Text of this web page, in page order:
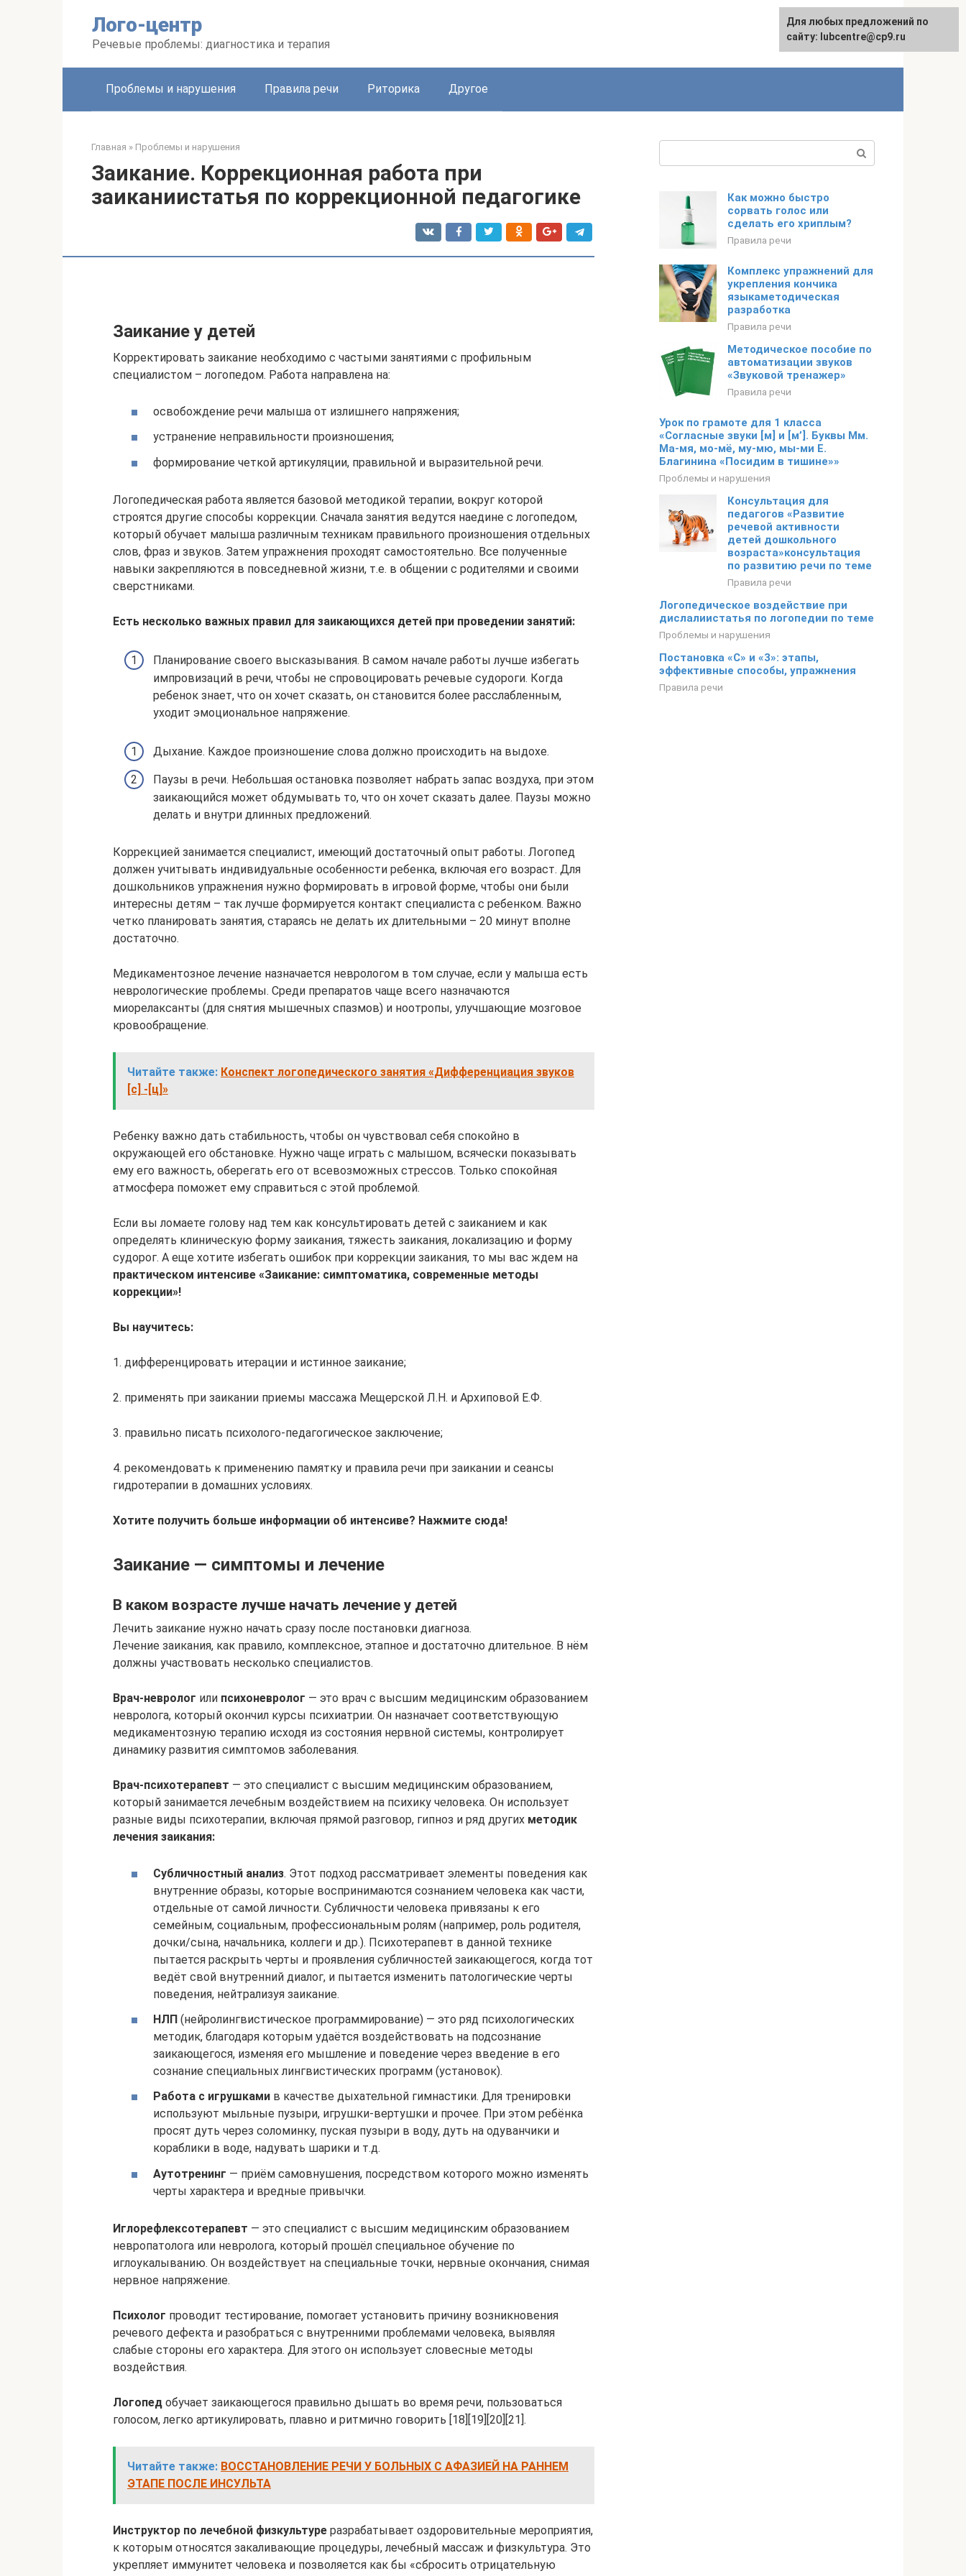
Лого-центр
Речевые проблемы: диагностика и терапия
Проблемы и нарушения Правила речи Риторика Другое
Главная » Проблемы и нарушения
Заикание. Коррекционная работа при
заиканиистатья по коррекционной педагогике
Заикание у детей
Корректировать заикание необходимо с частыми занятиями с профильным
специалистом – логопедом. Работа направлена на:
освобождение речи малыша от излишнего напряжения;
устранение неправильности произношения;
формирование четкой артикуляции, правильной и выразительной речи.
Логопедическая работа является базовой методикой терапии, вокруг которой
строятся другие способы коррекции. Сначала занятия ведутся наедине с логопедом,
который обучает малыша различным техникам правильного произношения отдельных
слов, фраз и звуков. Затем упражнения проходят самостоятельно. Все полученные
навыки закрепляются в повседневной жизни, т.е. в общении с родителями и своими
сверстниками.
Есть несколько важных правил для заикающихся детей при проведении занятий:
Планирование своего высказывания. В самом начале работы лучше избегать
импровизаций в речи, чтобы не спровоцировать речевые судороги. Когда
ребенок знает, что он хочет сказать, он становится более расслабленным,
уходит эмоциональное напряжение.
Дыхание. Каждое произношение слова должно происходить на выдохе.
Паузы в речи. Небольшая остановка позволяет набрать запас воздуха, при этом
заикающийся может обдумывать то, что он хочет сказать далее. Паузы можно
делать и внутри длинных предложений.
Коррекцией занимается специалист, имеющий достаточный опыт работы. Логопед
должен учитывать индивидуальные особенности ребенка, включая его возраст. Для
дошкольников упражнения нужно формировать в игровой форме, чтобы они были
интересны детям – так лучше формируется контакт специалиста с ребенком. Важно
четко планировать занятия, стараясь не делать их длительными – 20 минут вполне
достаточно.
Медикаментозное лечение назначается неврологом в том случае, если у малыша есть
неврологические проблемы. Среди препаратов чаще всего назначаются
миорелаксанты (для снятия мышечных спазмов) и ноотропы, улучшающие мозговое
кровообращение.
Читайте также: Конспект логопедического занятия «Дифференциация звуков
[с] -[ц]»
Ребенку важно дать стабильность, чтобы он чувствовал себя спокойно в
окружающей его обстановке. Нужно чаще играть с малышом, всячески показывать
ему его важность, оберегать его от всевозможных стрессов. Только спокойная
атмосфера поможет ему справиться с этой проблемой.
Если вы ломаете голову над тем как консультировать детей с заиканием и как
определять клиническую форму заикания, тяжесть заикания, локализацию и форму
судорог. А еще хотите избегать ошибок при коррекции заикания, то мы вас ждем на
практическом интенсиве «Заикание: симптоматика, современные методы
коррекции»!
Вы научитесь:
1. дифференцировать итерации и истинное заикание;
2. применять при заикании приемы массажа Мещерской Л.Н. и Архиповой Е.Ф.
3. правильно писать психолого-педагогическое заключение;
4. рекомендовать к применению памятку и правила речи при заикании и сеансы
гидротерапии в домашних условиях.
Хотите получить больше информации об интенсиве? Нажмите сюда!
Заикание — симптомы и лечение
В каком возрасте лучше начать лечение у детей
Лечить заикание нужно начать сразу после постановки диагноза.
Лечение заикания, как правило, комплексное, этапное и достаточно длительное. В нём
должны участвовать несколько специалистов.
Врач-невролог или психоневролог — это врач с высшим медицинским образованием
невролога, который окончил курсы психиатрии. Он назначает соответствующую
медикаментозную терапию исходя из состояния нервной системы, контролирует
динамику развития симптомов заболевания.
Врач-психотерапевт — это специалист с высшим медицинским образованием,
который занимается лечебным воздействием на психику человека. Он использует
разные виды психотерапии, включая прямой разговор, гипноз и ряд других методик
лечения заикания:
Субличностный анализ. Этот подход рассматривает элементы поведения как
внутренние образы, которые воспринимаются сознанием человека как части,
отдельные от самой личности. Субличности человека привязаны к его
семейным, социальным, профессиональным ролям (например, роль родителя,
дочки/сына, начальника, коллеги и др.). Психотерапевт в данной технике
пытается раскрыть черты и проявления субличностей заикающегося, когда тот
ведёт свой внутренний диалог, и пытается изменить патологические черты
поведения, нейтрализуя заикание.
НЛП (нейролингвистическое программирование) — это ряд психологических
методик, благодаря которым удаётся воздействовать на подсознание
заикающегося, изменяя его мышление и поведение через введение в его
сознание специальных лингвистических программ (установок).
Работа с игрушками в качестве дыхательной гимнастики. Для тренировки
используют мыльные пузыри, игрушки-вертушки и прочее. При этом ребёнка
просят дуть через соломинку, пуская пузыри в воду, дуть на одуванчики и
кораблики в воде, надувать шарики и т.д.
Аутотренинг — приём самовнушения, посредством которого можно изменять
черты характера и вредные привычки.
Иглорефлексотерапевт — это специалист с высшим медицинским образованием
невропатолога или невролога, который прошёл специальное обучение по
иглоукалыванию. Он воздействует на специальные точки, нервные окончания, снимая
нервное напряжение.
Психолог проводит тестирование, помогает установить причину возникновения
речевого дефекта и разобраться с внутренними проблемами человека, выявляя
слабые стороны его характера. Для этого он использует словесные методы
воздействия.
Логопед обучает заикающегося правильно дышать во время речи, пользоваться
голосом, легко артикулировать, плавно и ритмично говорить [18][19][20][21].
Читайте также: ВОССТАНОВЛЕНИЕ РЕЧИ У БОЛЬНЫХ С АФАЗИЕЙ НА РАННЕМ
ЭТАПЕ ПОСЛЕ ИНСУЛЬТА
Инструктор по лечебной физкультуре разрабатывает оздоровительные мероприятия,
к которым относятся закаливающие процедуры, лечебный массаж и физкультура. Это
укрепляет иммунитет человека и позволяется как бы «сбросить отрицательную
Как можно быстро
сорвать голос или
сделать его хриплым?
Правила речи
Комплекс упражнений для
укрепления кончика
языкаметодическая
разработка
Правила речи
Методическое пособие по
автоматизации звуков
«Звуковой тренажер»
Правила речи
Урок по грамоте для 1 класса
«Согласные звуки [м] и [м’]. Буквы Мм.
Ма-мя, мо-мё, му-мю, мы-ми Е.
Благинина «Посидим в тишине»»
Проблемы и нарушения
Консультация для
педагогов «Развитие
речевой активности
детей дошкольного
возраста»консультация
по развитию речи по теме
Правила речи
Логопедическое воздействие при
дислалиистатья по логопедии по теме
Проблемы и нарушения
Постановка «С» и «3»: этапы,
эффективные способы, упражнения
Правила речи
Для любых предложений по
сайту: lubcentre@cp9.ru